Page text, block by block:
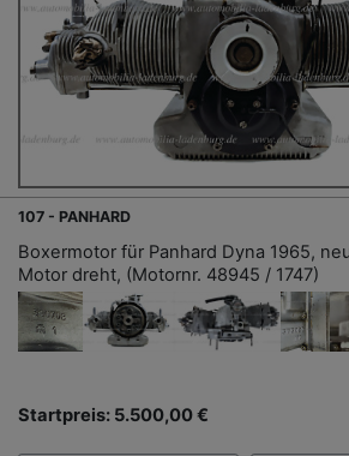
107 - PANHARD
Boxermotor für Panhard Dyna 1965,
Motor dreht, (Motornr. 48945 / 1747)
Startpreis: 5.500,00 €